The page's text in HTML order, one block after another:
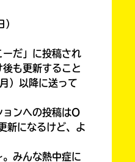
ーだ」に投稿され
も更新すること
）以降に送って
ョンへの投稿はO
になるけど、よ
みんな熱中症に